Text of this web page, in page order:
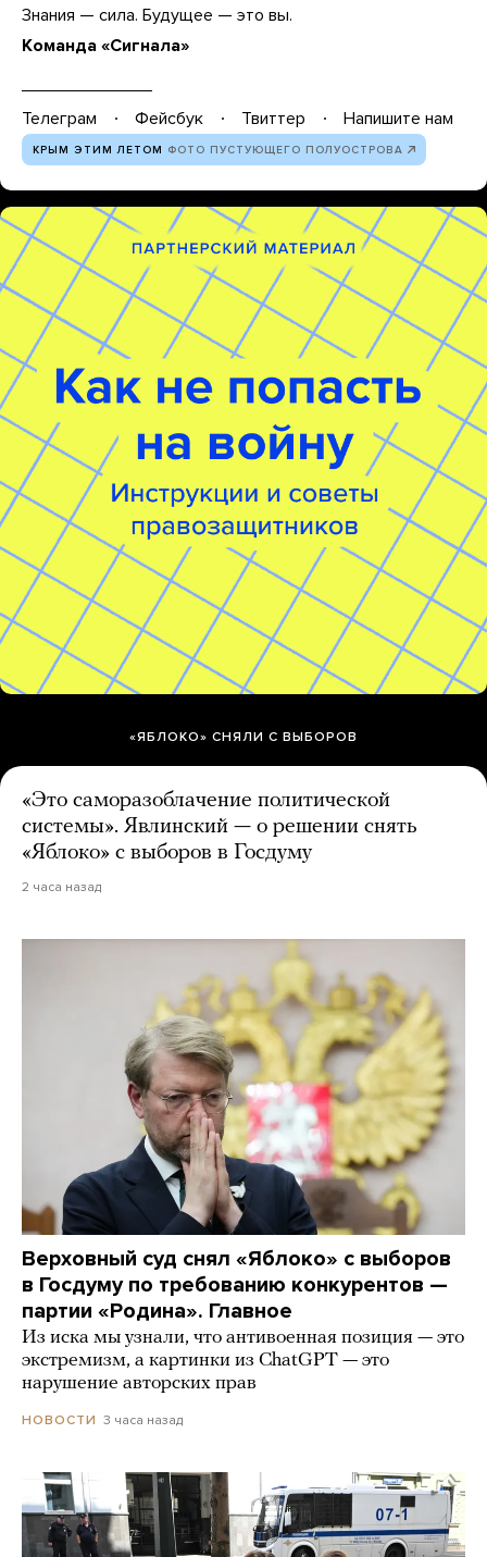
Знания — сила. Будущее — это вы.
Команда «Сигнала»
Телеграм Фейсбук Твиттер Напишите нам
КРЫМ ЭТИМ ЛЕТОМ ФОТО ПУСТУЮЩЕГО ПОЛУОСТРОВА
«ЯБЛОКО» СНЯЛИ С ВЫБОРОВ
«Это саморазоблачение политической
системы». Явлинский — о решении снять
«Яблоко» с выборов в Госдуму
2 часа назад
Верховный суд снял «Яблоко» с выборов
в Госдуму по требованию конкурентов —
партии «Родина». Главное
Из иска мы узнали, что антивоенная позиция — это
экстремизм, а картинки из СhatGPT — это
нарушение авторских прав
НОВОСТИ 3 часа назад